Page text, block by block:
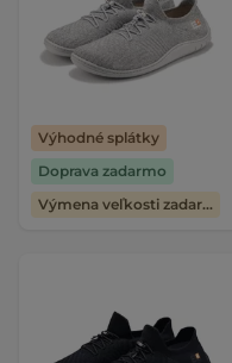
Výhodné splátky
Doprava zadarmo
Výmena veľkosti zadarmo